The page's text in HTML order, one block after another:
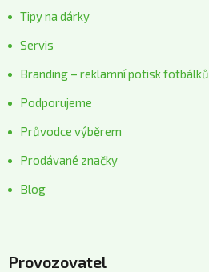
Tipy na dárky
Servis
Branding – reklamní potisk fotbálků
Podporujeme
Průvodce výběrem
Prodávané značky
Blog
Provozovatel